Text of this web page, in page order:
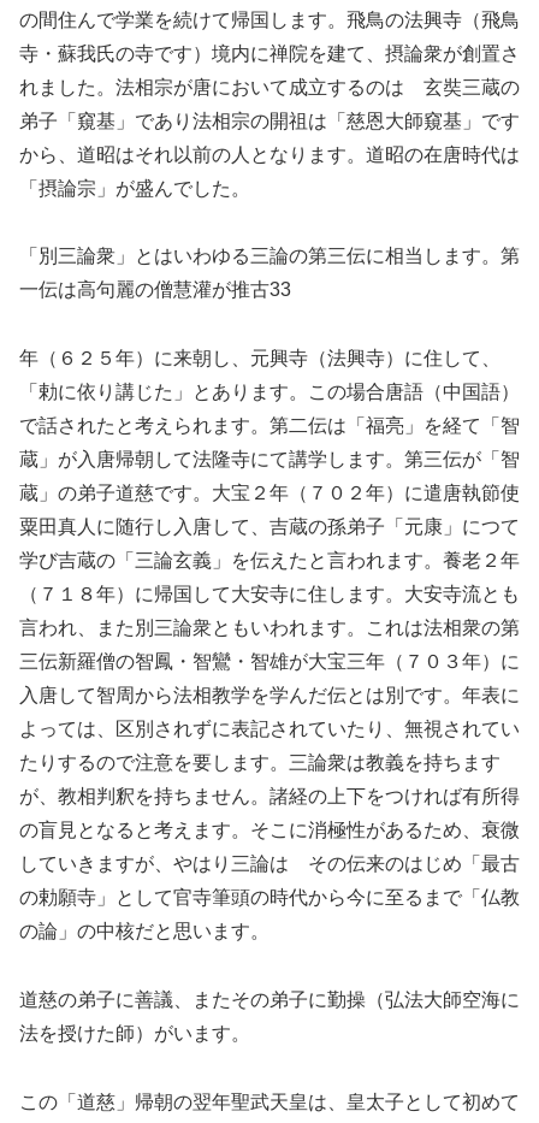
の間住んで学業を続けて帰国します。飛鳥の法興寺（飛鳥
寺・蘇我氏の寺です）境内に禅院を建て、摂論衆が創置さ
れました。法相宗が唐において成立するのは 玄奘三蔵の
弟子「窺基」であり法相宗の開祖は「慈恩大師窺基」です
から、道昭はそれ以前の人となります。道昭の在唐時代は
「摂論宗」が盛んでした。
「別三論衆」とはいわゆる三論の第三伝に相当します。第
一伝は高句麗の僧慧灌が推古33
年（６２５年）に来朝し、元興寺（法興寺）に住して、
「勅に依り講じた」とあります。この場合唐語（中国語）
で話されたと考えられます。第二伝は「福亮」を経て「智
蔵」が入唐帰朝して法隆寺にて講学します。第三伝が「智
蔵」の弟子道慈です。大宝２年（７０２年）に遣唐執節使
粟田真人に随行し入唐して、吉蔵の孫弟子「元康」につて
学び吉蔵の「三論玄義」を伝えたと言われます。養老２年
（７１８年）に帰国して大安寺に住します。大安寺流とも
言われ、また別三論衆ともいわれます。これは法相衆の第
三伝新羅僧の智鳳・智鸞・智雄が大宝三年（７０３年）に
入唐して智周から法相教学を学んだ伝とは別です。年表に
よっては、区別されずに表記されていたり、無視されてい
たりするので注意を要します。三論衆は教義を持ちます
が、教相判釈を持ちません。諸経の上下をつければ有所得
の盲見となると考えます。そこに消極性があるため、衰微
していきますが、やはり三論は その伝来のはじめ「最古
の勅願寺」として官寺筆頭の時代から今に至るまで「仏教
の論」の中核だと思います。
道慈の弟子に善議、またその弟子に勤操（弘法大師空海に
法を授けた師）がいます。
この「道慈」帰朝の翌年聖武天皇は、皇太子として初めて